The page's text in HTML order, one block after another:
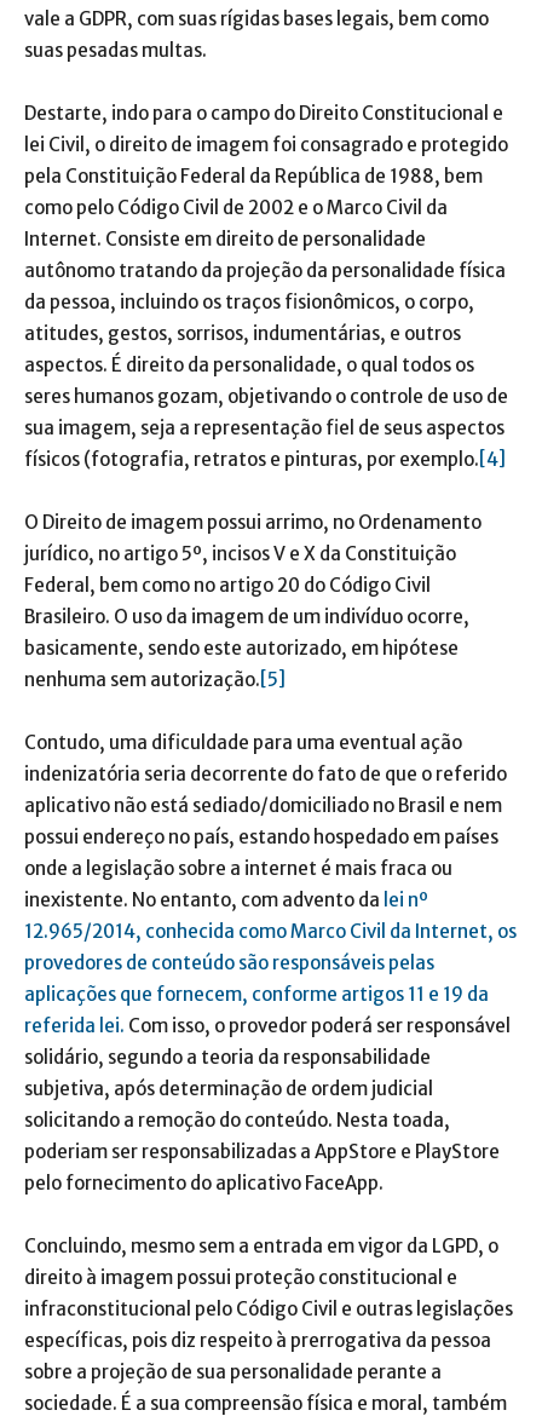
vale a GDPR, com suas rígidas bases legais, bem como
suas pesadas multas.
Destarte, indo para o campo do Direito Constitucional e
lei Civil, o direito de imagem foi consagrado e protegido
pela Constituição Federal da República de 1988, bem
como pelo Código Civil de 2002 e o Marco Civil da
Internet. Consiste em direito de personalidade
autônomo tratando da projeção da personalidade física
da pessoa, incluindo os traços fisionômicos, o corpo,
atitudes, gestos, sorrisos, indumentárias, e outros
aspectos. É direito da personalidade, o qual todos os
seres humanos gozam, objetivando o controle de uso de
sua imagem, seja a representação fiel de seus aspectos
físicos (fotografia, retratos e pinturas, por exemplo. [4]
O Direito de imagem possui arrimo, no Ordenamento
jurídico, no artigo 5º, incisos V e X da Constituição
Federal, bem como no artigo 20 do Código Civil
Brasileiro. O uso da imagem de um indivíduo ocorre,
basicamente, sendo este autorizado, em hipótese
nenhuma sem autorização. [5]
Contudo, uma dificuldade para uma eventual ação
indenizatória seria decorrente do fato de que o referido
aplicativo não está sediado/domiciliado no Brasil e nem
possui endereço no país, estando hospedado em países
onde a legislação sobre a internet é mais fraca ou
inexistente. No entanto, com advento da lei nº
12.965/2014, conhecida como Marco Civil da Internet, os
provedores de conteúdo são responsáveis pelas
aplicações que fornecem, conforme artigos 11 e 19 da
referida lei. Com isso, o provedor poderá ser responsável
solidário, segundo a teoria da responsabilidade
subjetiva, após determinação de ordem judicial
solicitando a remoção do conteúdo. Nesta toada,
poderiam ser responsabilizadas a AppStore e PlayStore
pelo fornecimento do aplicativo FaceApp.
Concluindo, mesmo sem a entrada em vigor da LGPD, o
direito à imagem possui proteção constitucional e
infraconstitucional pelo Código Civil e outras legislações
específicas, pois diz respeito à prerrogativa da pessoa
sobre a projeção de sua personalidade perante a
sociedade. É a sua compreensão física e moral, também